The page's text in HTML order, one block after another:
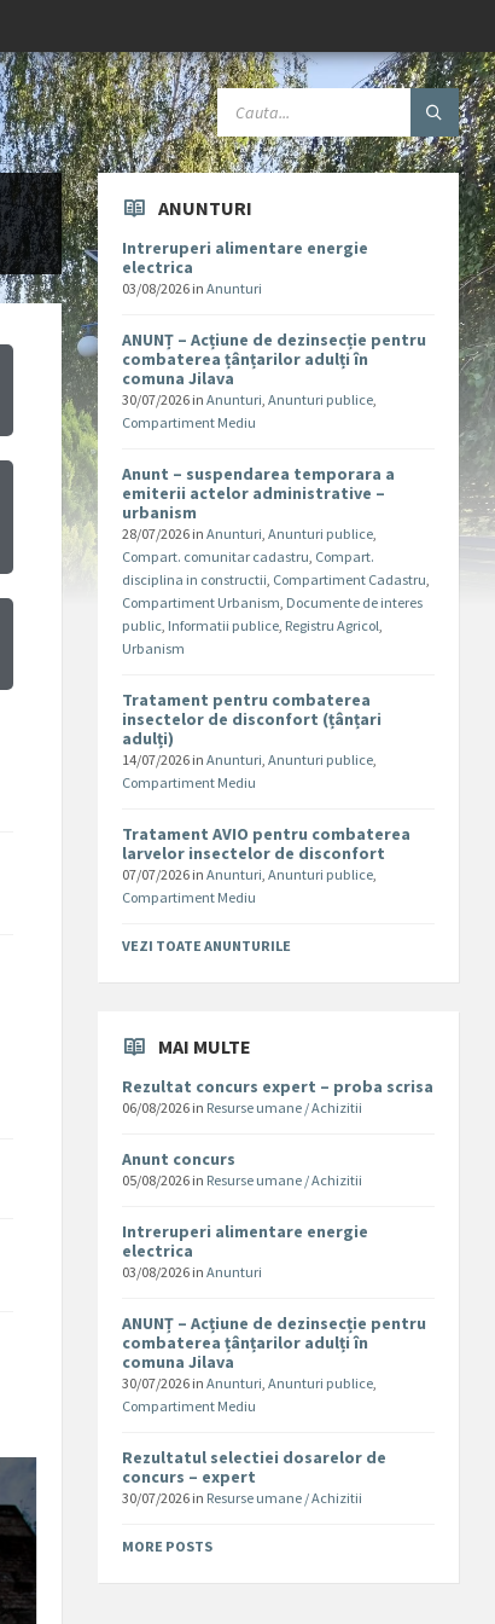
ANUNTURI
Intreruperi alimentare energie
electrica
03/08/2026 inAnunturi
ANUNȚ – Acțiune de dezinsecție pentru
combaterea țânțarilor adulți în
comuna Jilava
30/07/2026 inAnunturi,Anunturi publice,
Compartiment Mediu
Anunt – suspendarea temporara a
emiterii actelor administrative –
urbanism
28/07/2026 inAnunturi,Anunturi publice,
Compart. comunitar cadastru, Compart.
disciplina in constructii, Compartiment Cadastru,
Compartiment Urbanism, Documente de interes
public, Informatii publice, Registru Agricol,
Urbanism
Tratament pentru combaterea
insectelor de disconfort (țânțari
adulți)
14/07/2026 inAnunturi,Anunturi publice,
Compartiment Mediu
Tratament AVIO pentru combaterea
larvelor insectelor de disconfort
07/07/2026 inAnunturi,Anunturi publice,
Compartiment Mediu
VEZI TOATE ANUNTURILE
MAI MULTE
Rezultat concurs expert – proba scrisa
06/08/2026 in Resurse umane / Achizitii
Anunt concurs
05/08/2026 in Resurse umane / Achizitii
Intreruperi alimentare energie
electrica
03/08/2026 inAnunturi
ANUNȚ – Acțiune de dezinsecție pentru
combaterea țânțarilor adulți în
comuna Jilava
30/07/2026 inAnunturi,Anunturi publice,
Compartiment Mediu
Rezultatul selectiei dosarelor de
concurs – expert
30/07/2026 in Resurse umane / Achizitii
MORE POSTS